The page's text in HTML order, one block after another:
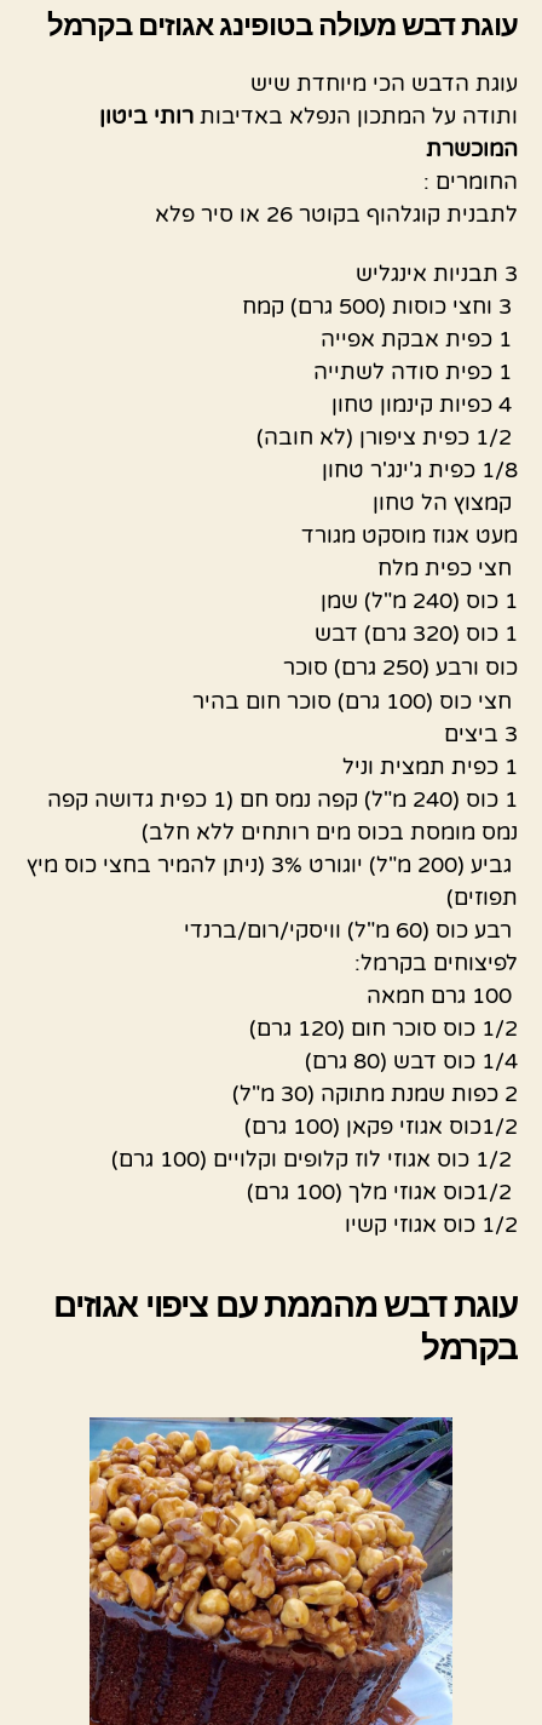
עוגת דבש מעולה בטופינג אגוזים בקרמל
עוגת הדבש הכי מיוחדת שיש
ותודה על המתכון הנפלא באדיבות רותי ביטון
המוכשרת
החומרים :
לתבנית קוגלהוף בקוטר 26 או סיר פלא
3 תבניות אינגליש
1/8 כפית ג'ינג'ר טחון
קמצוץ הל טחון
מעט אגוז מוסקט מגורד
חצי כפית מלח
1 כוס (240 מ"ל) שמן
1 כוס (320 גרם) דבש
כוס ורבע (250 גרם) סוכר
חצי כוס (100 גרם) סוכר חום בהיר
3 ביצים
1 כפית תמצית וניל
1 כוס (240 מ"ל) קפה נמס חם (1 כפית גדושה קפה
נמס מומסת בכוס מים רותחים ללא חלב)
גביע (200 מ"ל) יוגורט 3% (ניתן להמיר בחצי כוס מיץ
תפוזים)
רבע כוס (60 מ"ל) וויסקי/רום/ברנדי
לפיצוחים בקרמל:
1/2 כוס סוכר חום (120 גרם)
1/4 כוס דבש (80 גרם)
2 כפות שמנת מתוקה (30 מ"ל)
1/2כוס אגוזי פקאן (100 גרם)
1/2 כוס אגוזי קשיו
עוגת דבש מהממת עם ציפוי אגוזים
בקרמל